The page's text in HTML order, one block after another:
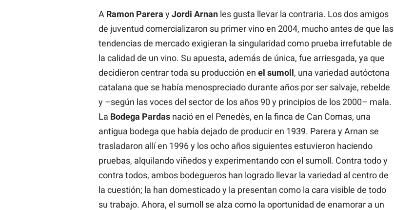
A Ramon Parera y Jordi Arnanles gusta llevar la contraria. Los dos amigos
de juventud comercializaron su primer vino en 2004, mucho antes de que las
tendencias de mercado exigieran la singularidad como prueba irrefutable de
la calidad de un vino. Su apuesta, además de única, fue arriesgada, ya que
decidieron centrar toda su producción en el sumoll, una variedad autóctona
catalana que se había menospreciado durante años por ser salvaje, rebelde
y –según las voces del sector de los años 90 y principios de los 2000– mala.
La Bodega Pardasnació en el Penedès, en la finca de Can Comas, una
antigua bodega que había dejado de producir en 1939. Parera y Arnan se
trasladaron allí en 1996 y los ocho años siguientes estuvieron haciendo
pruebas, alquilando viñedos y experimentando con el sumoll. Contra todo y
contra todos, ambos bodegueros han logrado llevar la variedad al centro de
la cuestión; la han domesticado y la presentan como la cara visible de todo
su trabajo. Ahora, el sumoll se alza como la oportunidad de enamorar a un